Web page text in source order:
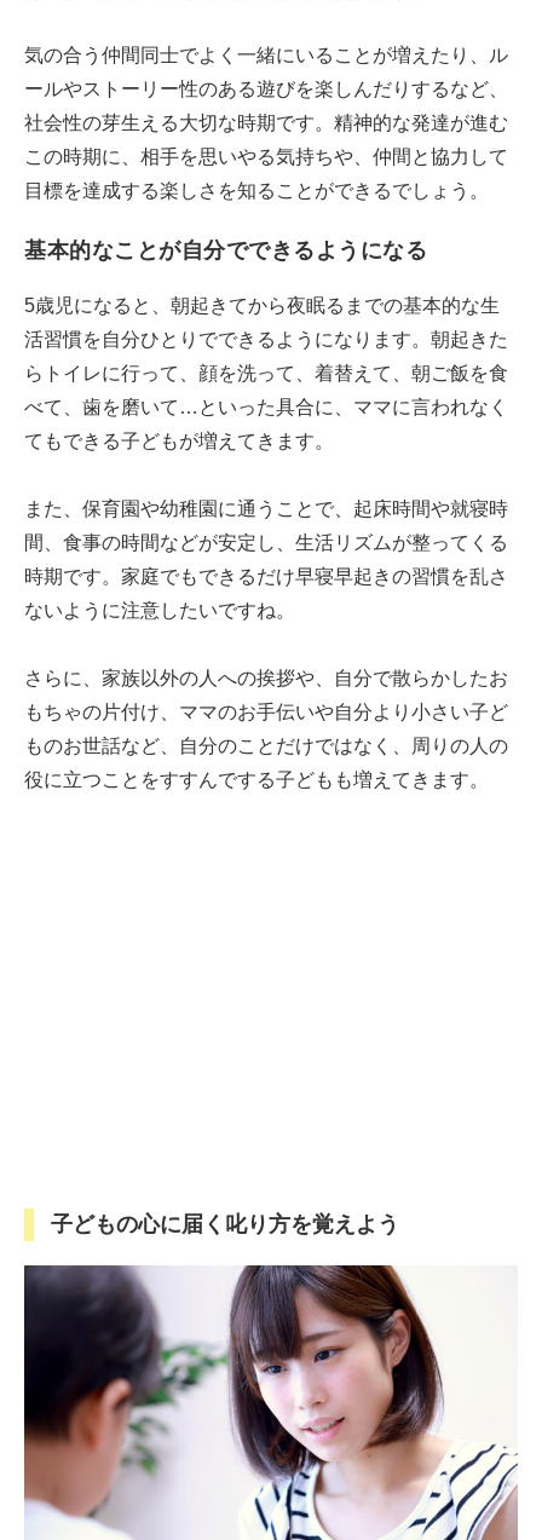
気の合う仲間同士でよく一緒にいることが増えたり、ル
ールやストーリー性のある遊びを楽しんだりするなど、
社会性の芽生える大切な時期です。精神的な発達が進む
この時期に、相手を思いやる気持ちや、仲間と協力して
目標を達成する楽しさを知ることができるでしょう。
基本的なことが自分でできるようになる
5歳児になると、朝起きてから夜眠るまでの基本的な生
活習慣を自分ひとりでできるようになります。朝起きた
らトイレに行って、顔を洗って、着替えて、朝ご飯を食
べて、歯を磨いて…といった具合に、ママに言われなく
てもできる子どもが増えてきます。
また、保育園や幼稚園に通うことで、起床時間や就寝時
間、食事の時間などが安定し、生活リズムが整ってくる
時期です。家庭でもできるだけ早寝早起きの習慣を乱さ
ないように注意したいですね。
さらに、家族以外の人への挨拶や、自分で散らかしたお
もちゃの片付け、ママのお手伝いや自分より小さい子ど
ものお世話など、自分のことだけではなく、周りの人の
役に立つことをすすんでする子どもも増えてきます。
子どもの心に届く叱り方を覚えよう